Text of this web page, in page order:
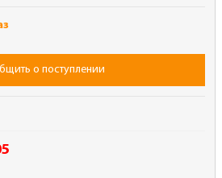
о поступлении